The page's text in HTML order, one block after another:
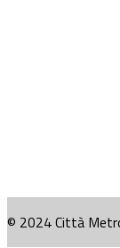
© 2024 Città